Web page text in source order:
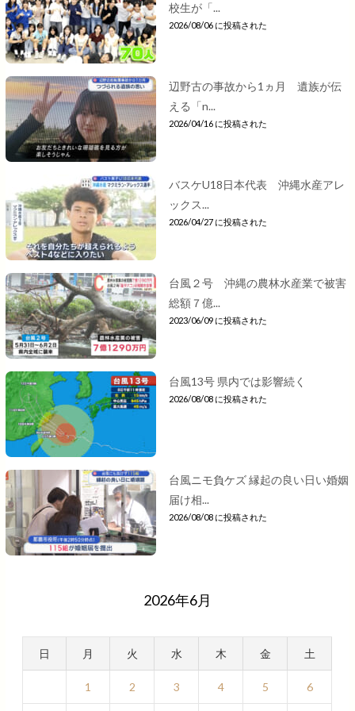
校生が「...
2026/08/06 に投稿された
辺野古の事故から1ヵ月 遺族が伝
える「n...
2026/04/16 に投稿された
バスケU18日本代表 沖縄水産アレ
ックス...
2026/04/27 に投稿された
台風２号 沖縄の農林水産業で被害
総額７億...
2023/06/09 に投稿された
台風13号 県内では影響続く
2026/08/08 に投稿された
台風ニモ負ケズ 縁起の良い日い婚姻
届け相...
2026/08/08 に投稿された
2026年6月
日 月 火 水 木 金 土
1 2 3 4 5 6